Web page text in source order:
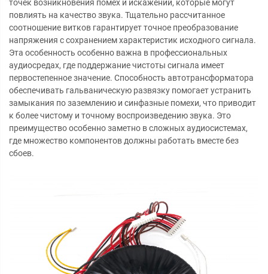
точек возникновения помех и искажений, которые могут
повлиять на качество звука. Тщательно рассчитанное
соотношение витков гарантирует точное преобразование
напряжения с сохранением характеристик исходного сигнала.
Эта особенность особенно важна в профессиональных
аудиосредах, где поддержание чистоты сигнала имеет
первостепенное значение. Способность автотрансформатора
обеспечивать гальваническую развязку помогает устранить
замыкания по заземлению и синфазные помехи, что приводит
к более чистому и точному воспроизведению звука. Это
преимущество особенно заметно в сложных аудиосистемах,
где множество компонентов должны работать вместе без
сбоев.